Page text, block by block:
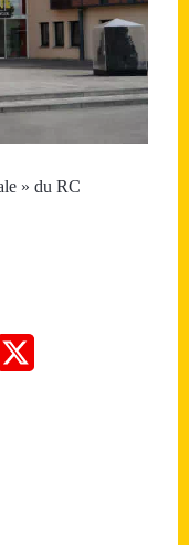
» du RC